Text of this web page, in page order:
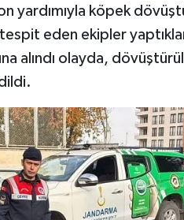
yardımıyla köpek
eden ekipler
alındı olayda,